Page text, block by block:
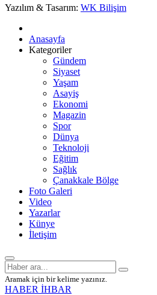
Yazılım & Tasarım: WK Bilişim
Anasayfa
Kategoriler
Gündem
Siyaset
Yaşam
Asayiş
Ekonomi
Magazin
Spor
Dünya
Teknoloji
Eğitim
Sağlık
Çanakkale Bölge
Foto Galeri
Video
Yazarlar
Künye
İletişim
Aramak için bir kelime yazınız.
HABER İHBAR